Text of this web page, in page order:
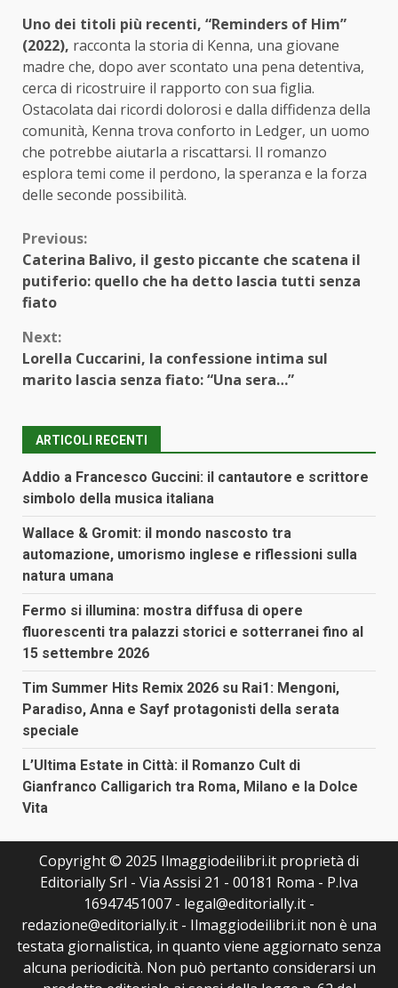
Uno dei titoli più recenti, “Reminders of Him”
(2022), racconta la storia di Kenna, una giovane
madre che, dopo aver scontato una pena detentiva,
cerca di ricostruire il rapporto con sua figlia.
Ostacolata dai ricordi dolorosi e dalla diffidenza della
comunità, Kenna trova conforto in Ledger, un uomo
che potrebbe aiutarla a riscattarsi. Il romanzo
esplora temi come il perdono, la speranza e la forza
delle seconde possibilità.
Continue
Reading
Previous:
Caterina Balivo, il gesto piccante che scatena il
putiferio: quello che ha detto lascia tutti senza
fiato
Next:
Lorella Cuccarini, la confessione intima sul
marito lascia senza fiato: “Una sera…”
ARTICOLI RECENTI
Addio a Francesco Guccini: il cantautore e scrittore
simbolo della musica italiana
Wallace & Gromit: il mondo nascosto tra
automazione, umorismo inglese e riflessioni sulla
natura umana
Fermo si illumina: mostra diffusa di opere
fluorescenti tra palazzi storici e sotterranei fino al
15 settembre 2026
Tim Summer Hits Remix 2026 su Rai1: Mengoni,
Paradiso, Anna e Sayf protagonisti della serata
speciale
L’Ultima Estate in Città: il Romanzo Cult di
Gianfranco Calligarich tra Roma, Milano e la Dolce
Vita
Copyright © 2025 Ilmaggiodeilibri.it proprietà di
Editorially Srl - Via Assisi 21 - 00181 Roma - P.Iva
16947451007 - legal@editorially.it -
redazione@editorially.it - Ilmaggiodeilibri.it non è una
testata giornalistica, in quanto viene aggiornato senza
alcuna periodicità. Non può pertanto considerarsi un